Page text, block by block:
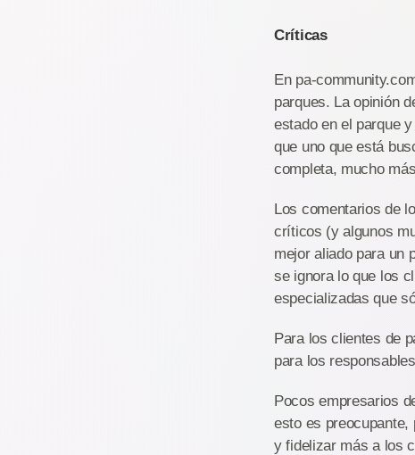
Críticas
En pa-
parques. La opinión
estado en el parque
que uno que está
completa, mucho
Los comentarios de
críticos (y algunos
mejor aliado para un
se ignora lo que los
especializadas que
Para los clientes de
para los
Pocos empresarios
esto es preocupante,
y fidelizar más a los